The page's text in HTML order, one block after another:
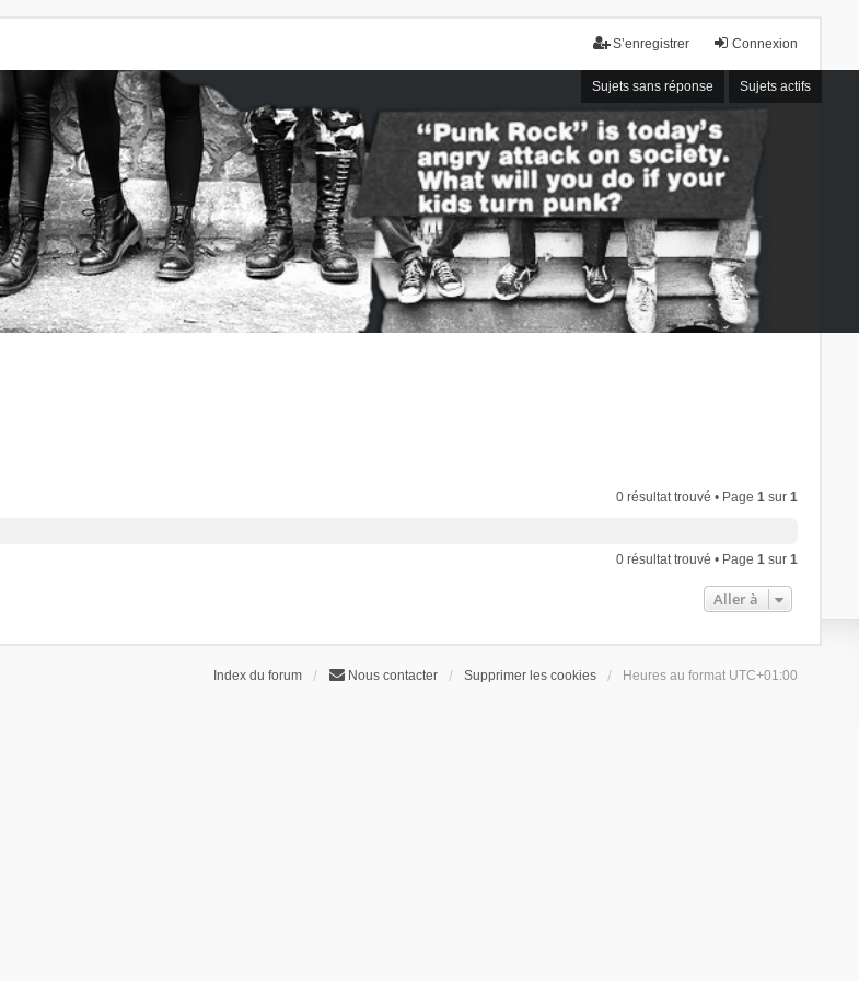
Connexion
S’enregistrer
Sujets sans réponse Sujets actifs
0 résultat trouvé • Page1 sur1
0 résultat trouvé • Page1 sur1
Aller à
Index du forum Nous contacter Supprimer les cookies Heures au format UTC+01:00